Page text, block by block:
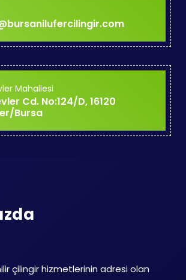
Mahallesi
Cd. No:124/D, 16120
Bursa
çilingir hizmetlerinin adresi olan